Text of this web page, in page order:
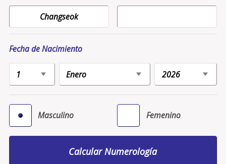
Fecha de Nacimiento
Masculino Femenino